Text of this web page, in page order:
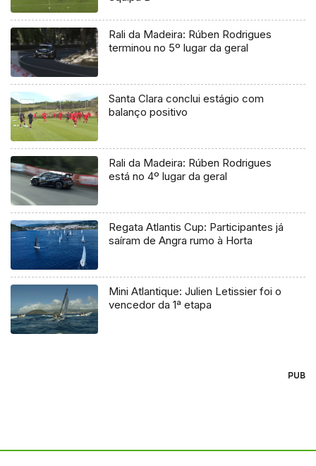
Rali da Madeira: Rúben Rodrigues
terminou no 5º lugar da geral
Santa Clara conclui estágio com
balanço positivo
Rali da Madeira: Rúben Rodrigues
está no 4º lugar da geral
Regata Atlantis Cup: Participantes já
saíram de Angra rumo à Horta
Mini Atlantique: Julien Letissier foi o
vencedor da 1ª etapa
PUB